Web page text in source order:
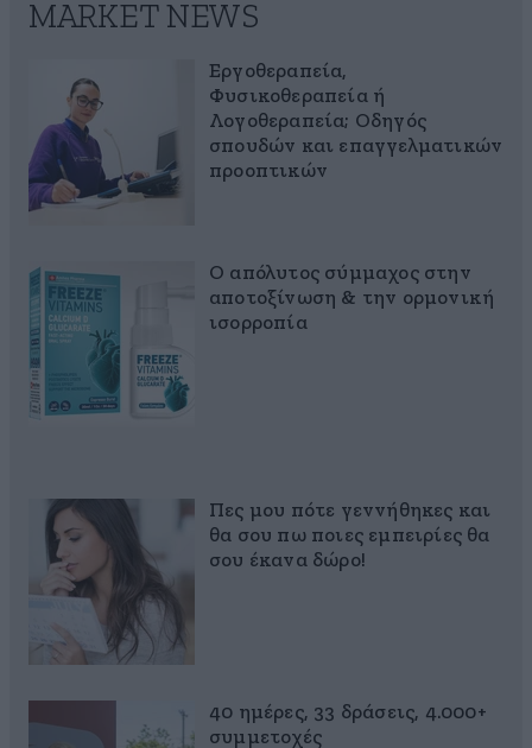
MARKET NEWS
Εργοθεραπεία,
Φυσικοθεραπεία ή
Λογοθεραπεία; Οδηγός
σπουδών και επαγγελματικών
προοπτικών
Ο απόλυτος σύμμαχος στην
αποτοξίνωση & την ορμονική
ισορροπία
Πες μου πότε γεννήθηκες και
θα σου πω ποιες εμπειρίες θα
σου έκανα δώρο!
40 ημέρες, 33 δράσεις, 4.000+
συμμετοχές